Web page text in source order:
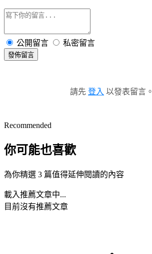
公開留言 私密留言
發佈留言
請先 登入 以發表留言。
Recommended
你可能也喜歡
為你精選 3 篇值得延伸閱讀的內容
載入推薦文章中...
目前沒有推薦文章